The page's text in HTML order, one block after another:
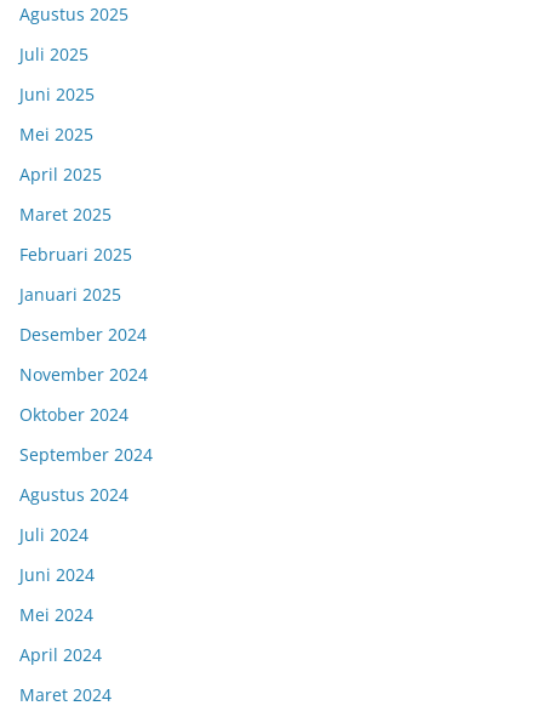
Agustus 2025
Juli 2025
Juni 2025
Mei 2025
April 2025
Maret 2025
Februari 2025
Januari 2025
Desember 2024
November 2024
Oktober 2024
September 2024
Agustus 2024
Juli 2024
Juni 2024
Mei 2024
April 2024
Maret 2024